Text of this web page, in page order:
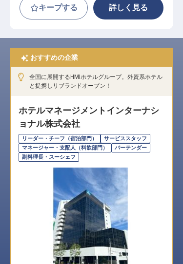
キープする 詳しく見る
おすすめの企業
全国に展開するHMIホテルグループ。外資系ホテル
と提携しリブランドオープン！
ホテルマネージメントインターナシ
ョナル株式会社
リーダー・チーフ（宿泊部門）
サービススタッフ
マネージャー・支配人（料飲部門）
バーテンダー
副料理長・スーシェフ